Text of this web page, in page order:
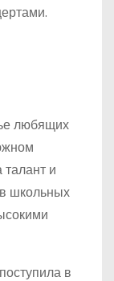
любящих
и
школьных
в